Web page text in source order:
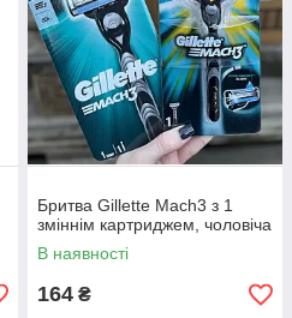
Бритва Gillette Mach3 з 1
зміннім картриджем, чоловіча
В наявності
164 ₴